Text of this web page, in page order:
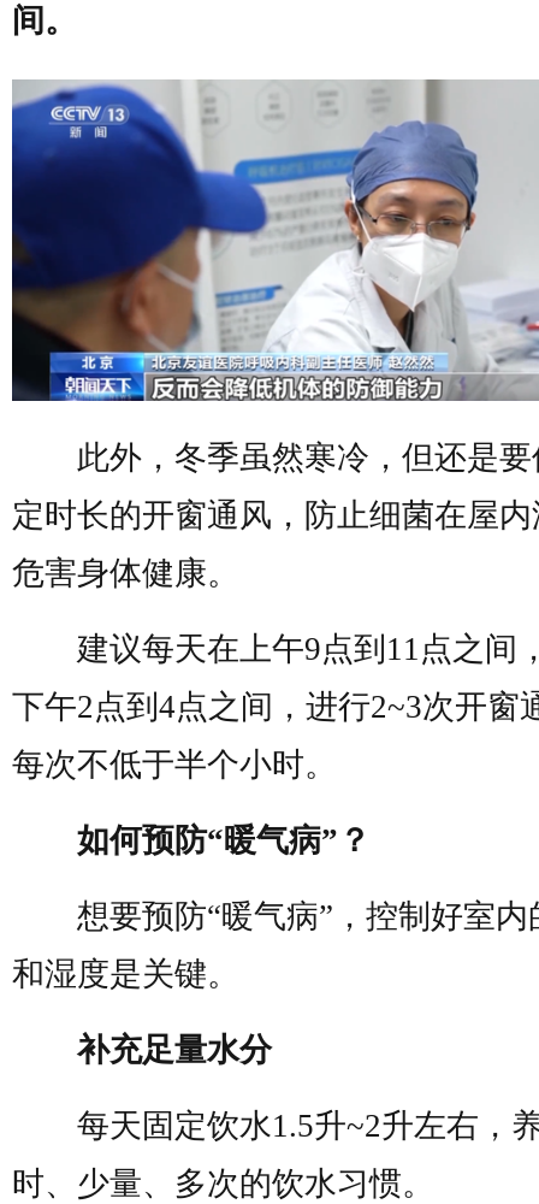
间。
此外，冬季虽然寒冷，但还是要
定时长的开窗通风，防止细菌在屋
危害身体健康。
建议每天在上午9点到11点之间
下午2点到4点之间，进行2~3次开窗
每次不低于半个小时。
如何预防“暖气病”？
想要预防“暖气病”，控制好室内
和湿度是关键。
补充足量水分
每天固定饮水1.5升~2升左右，
时、少量、多次的饮水习惯。